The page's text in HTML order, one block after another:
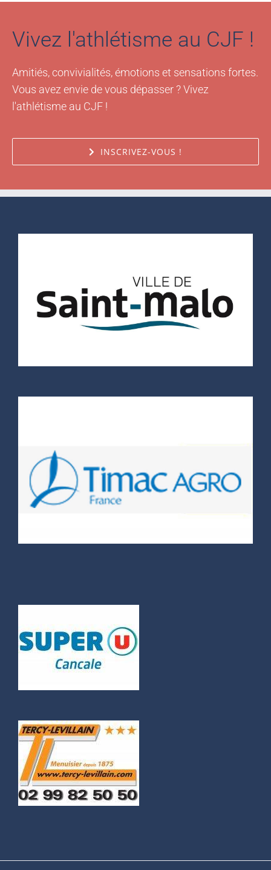
Vivez l'athlétisme au CJF !
Amitiés, convivialités, émotions et sensations fortes.
Vous avez envie de vous dépasser ? Vivez
l'athlétisme au CJF !
INSCRIVEZ-VOUS !